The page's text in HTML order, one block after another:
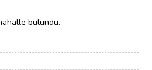
bulundu.